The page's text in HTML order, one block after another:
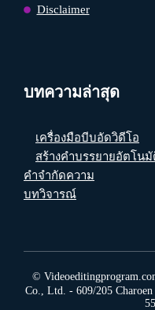
Disclaimer
บทความล่าสุด
เครื่องมือบีบอัดวิดีโอ
สร้างคำบรรยายอัตโน
คำจำกัดความ
บทวิจารณ์
©
Co., Ltd. - 609/205